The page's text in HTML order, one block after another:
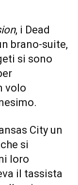
, i Dead
brano-suite,
si sono
volo
City un
si
loro
il tassista